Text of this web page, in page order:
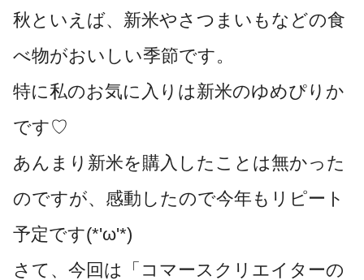
秋といえば、新米やさつまいもなどの食
べ物がおいしい季節です。
特に私のお気に入りは新米のゆめぴりか
です♡
あんまり新米を購入したことは無かった
のですが、感動したので今年もリピート
予定です(*'ω'*)
さて、今回は「コマースクリエイターの